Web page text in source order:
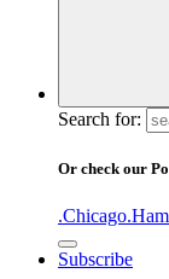
Search for:
Or check our
.Chicago
Subscribe